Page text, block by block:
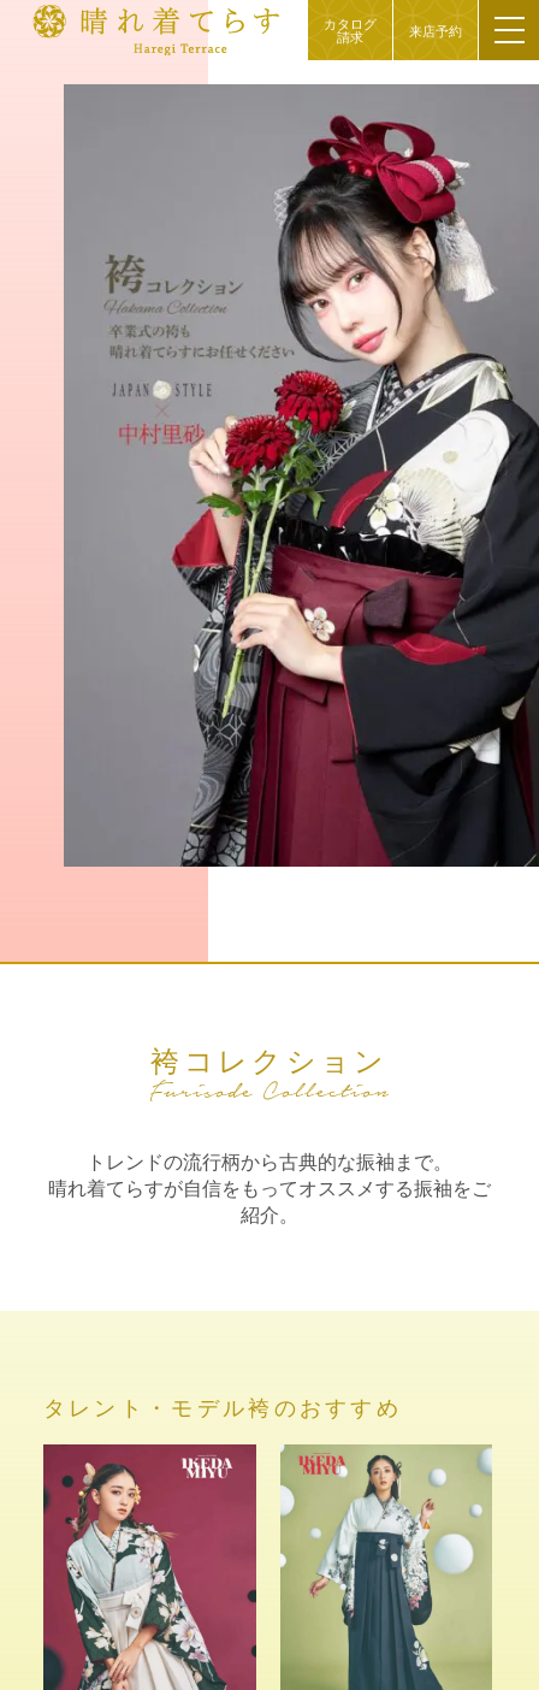
カタログ
請求 来店予約
袴コレクション
トレンドの流行柄から古典的な振袖まで。
晴れ着てらすが自信をもってオススメする振袖をご
紹介。
タレント・モデル袴のおすすめ